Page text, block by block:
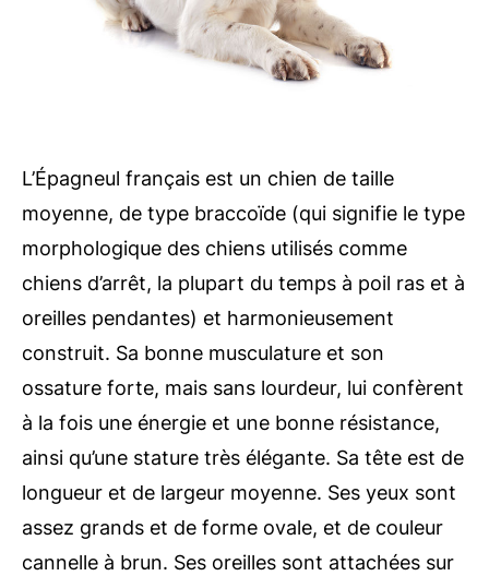
L’Épagneul français est un chien de taille
moyenne, de type braccoïde (qui signifie le type
morphologique des chiens utilisés comme
chiens d’arrêt, la plupart du temps à poil ras et à
oreilles pendantes) et harmonieusement
construit. Sa bonne musculature et son
ossature forte, mais sans lourdeur, lui confèrent
à la fois une énergie et une bonne résistance,
ainsi qu’une stature très élégante. Sa tête est de
longueur et de largeur moyenne. Ses yeux sont
assez grands et de forme ovale, et de couleur
cannelle à brun. Ses oreilles sont attachées sur